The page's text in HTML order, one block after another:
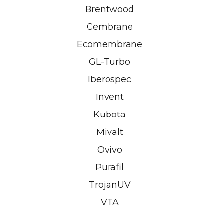
Brentwood
Cembrane
Ecomembrane
GL-Turbo
Iberospec
Invent
Kubota
Mivalt
Ovivo
Purafil
TrojanUV
VTA